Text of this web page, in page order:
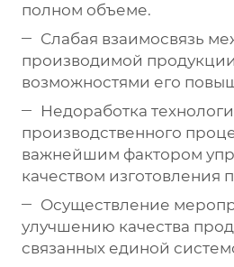
полном объеме.
Слабая взаимосвязь
производимой
возможностями его
Недоработка
производственного
важнейшим фактором
качеством изготовления
Осуществление
улучшению качества
связанных единой